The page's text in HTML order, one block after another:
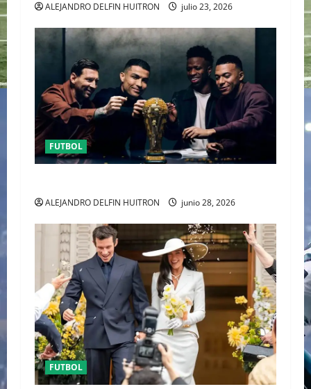
ALEJANDRO DELFIN HUITRON julio 23, 2026
FUTBOL
ALEJANDRO DELFIN HUITRON junio 28, 2026
FUTBOL